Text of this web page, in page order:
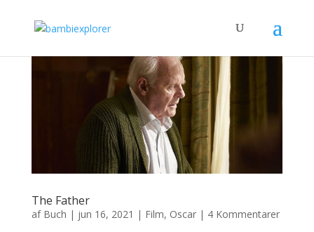
The Father
af Buch | jun 16, 2021 | Film, Oscar| 4 Kommentarer